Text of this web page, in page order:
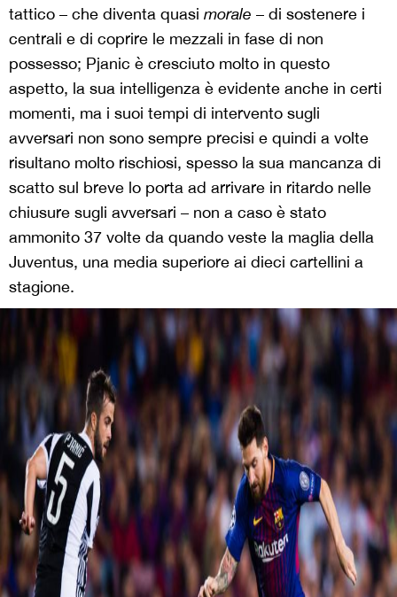
tattico – che diventa quasi morale – di sostenere i
centrali e di coprire le mezzali in fase di non
possesso; Pjanic è cresciuto molto in questo
aspetto, la sua intelligenza è evidente anche in certi
momenti, ma i suoi tempi di intervento sugli
avversari non sono sempre precisi e quindi a volte
risultano molto rischiosi, spesso la sua mancanza di
scatto sul breve lo porta ad arrivare in ritardo nelle
chiusure sugli avversari – non a caso è stato
ammonito 37 volte da quando veste la maglia della
Juventus, una media superiore ai dieci cartellini a
stagione.